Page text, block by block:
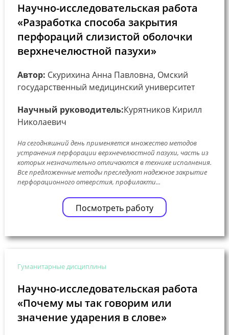
Научно-исследовательская работа
«Разработка способа закрытия
перфораций слизистой оболочки
верхнечелюстной пазухи»
Автор: Скурихина Анна Павловна, Омский
государственный медицинский университет
Научный руководитель:Курятников Кирилл
Николаевич
На сегодняшний день применяется множество методов
устранения перфорации верхнечелюстной пазухи, часть из
которых незначительно отличаются в технике исполнения.
Все предложенные методы преследуют надежное закрытие
перфорационного отверстия, профилакти...
Посмотреть работу
Гуманитарные дисциплины
Научно-исследовательская работа
«Почему мы так говорим или
значение ударения в слове»